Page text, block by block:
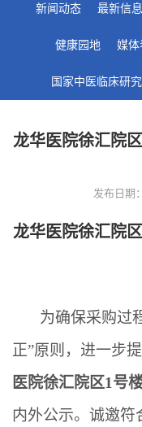
新闻动态 最新信息
健康园地 媒体
国家中医临床研
龙华医院徐汇院
发布日期
龙华医院徐汇院
为确保采购过
正”原则，进一步
医院徐汇院区1号
内外公示。诚邀符